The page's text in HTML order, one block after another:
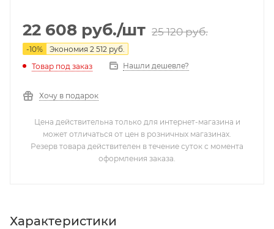
22 608 руб./шт 25 120руб.
-10% Экономия 2 512 руб.
Товар под заказ
Нашли дешевле?
Хочу в подарок
Цена действительна только для интернет-магазина и
может отличаться от цен в розничных магазинах.
Резерв товара действителен в течение суток с момента
оформления заказа.
Характеристики